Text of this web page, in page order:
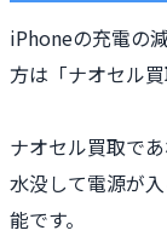
iPhoneの充電の
方は「ナオセル
ナオセル買取で
水没して電源が
能です。